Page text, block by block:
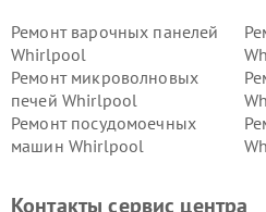
Ремонт варочных панелей
Whirlpool
Ремонт микроволновых
печей Whirlpool
Ремонт посудомоечных
машин Whirlpool
Контакты сервис центра